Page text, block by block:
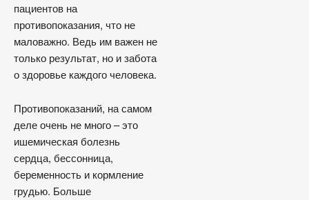
пациентов на
противопоказания, что не
маловажно. Ведь им важен не
только результат, но и забота
о здоровье каждого человека.
Противопоказаний, на самом
деле очень не много – это
ишемическая болезнь
сердца, бессонница,
беременность и кормление
грудью. Больше